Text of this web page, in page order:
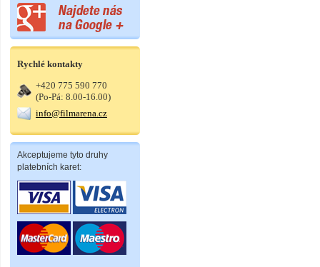
Rychlé kontakty
+420 775 590 770
(Po-Pá: 8.00-16.00)
info@filmarena.cz
Akceptujeme tyto druhy
platebních karet: